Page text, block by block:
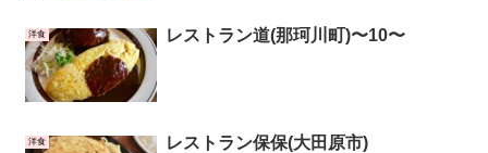
洋食 レストラン道(那珂川町)〜10〜
洋食 レストラン保保(大田原市)